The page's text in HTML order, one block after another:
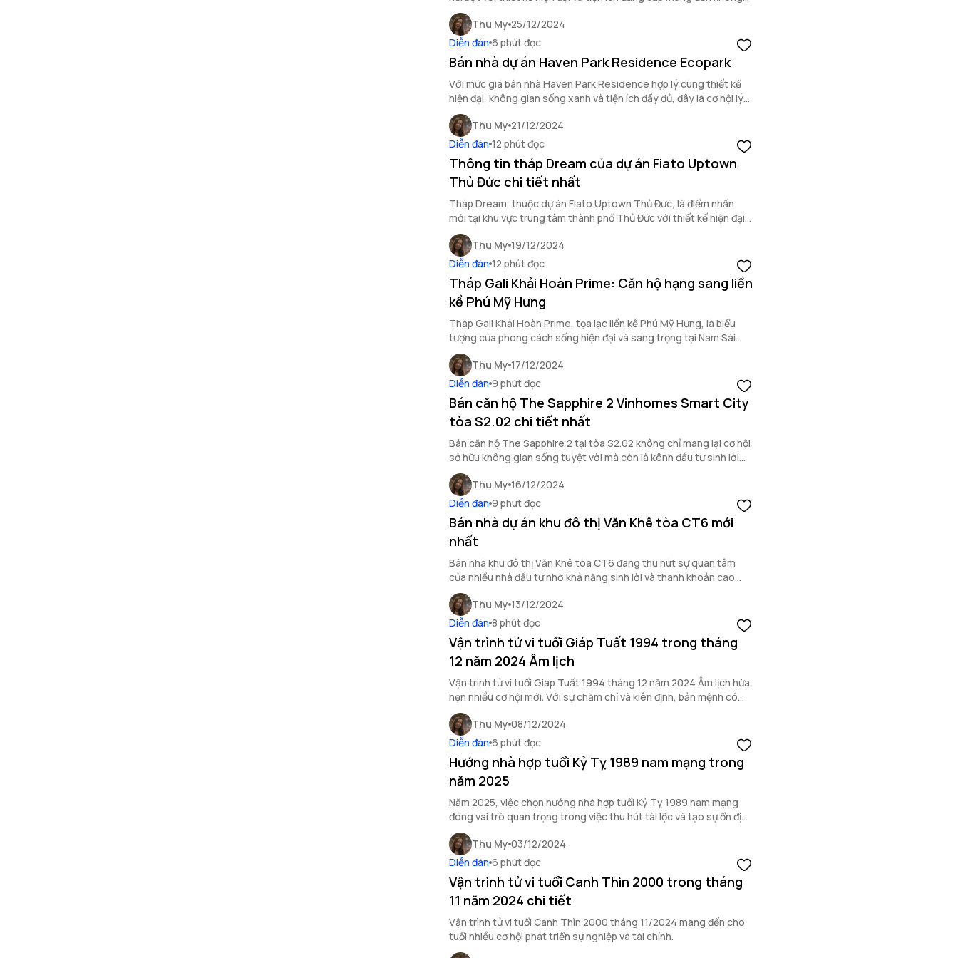
gian sống lý tưởng.
Thu My 25/12/2024
Diễn đàn 6 phút đọc
Bán nhà dự án Haven Park Residence Ecopark
Với mức giá bán nhà Haven Park Residence hợp lý cùng thiết kế
hiện đại, không gian sống xanh và tiện ích đầy đủ, đây là cơ hội lý
tưởng cho các nhà đầu tư.
Thu My 21/12/2024
Diễn đàn 12 phút đọc
Thông tin tháp Dream của dự án Fiato Uptown
Thủ Đức chi tiết nhất
Tháp Dream, thuộc dự án Fiato Uptown Thủ Đức, là điểm nhấn
mới tại khu vực trung tâm thành phố Thủ Đức với thiết kế hiện đại,
tiện ích đẳng cấp và vị trí chiến lược.
Thu My 19/12/2024
Diễn đàn 12 phút đọc
Tháp Gali Khải Hoàn Prime: Căn hộ hạng sang liền
kề Phú Mỹ Hưng
Tháp Gali Khải Hoàn Prime, tọa lạc liền kề Phú Mỹ Hưng, là biểu
tượng của phong cách sống hiện đại và sang trọng tại Nam Sài
Gòn.
Thu My 17/12/2024
Diễn đàn 9 phút đọc
Bán căn hộ The Sapphire 2 Vinhomes Smart City
tòa S2.02 chi tiết nhất
Bán căn hộ The Sapphire 2 tại tòa S2.02 không chỉ mang lại cơ hội
sở hữu không gian sống tuyệt vời mà còn là kênh đầu tư sinh lời
hấp dẫn, đồng thời là lựa chọn hoàn hảo cho cả người mua ở thực
cũng như nhà đầu tư.
Thu My 16/12/2024
Diễn đàn 9 phút đọc
Bán nhà dự án khu đô thị Văn Khê tòa CT6 mới
nhất
Bán nhà khu đô thị Văn Khê tòa CT6 đang thu hút sự quan tâm
của nhiều nhà đầu tư nhờ khả năng sinh lời và thanh khoản cao
trên thị trường bất động sản.
Thu My 13/12/2024
Diễn đàn 8 phút đọc
Vận trình tử vi tuổi Giáp Tuất 1994 trong tháng
12 năm 2024 Âm lịch
Vận trình tử vi tuổi Giáp Tuất 1994 tháng 12 năm 2024 Âm lịch hứa
hẹn nhiều cơ hội mới. Với sự chăm chỉ và kiên định, bản mệnh có
thể đón nhận những thay đổi tích cực trong cả công việc lẫn tình
duyên.Thu My 08/12/2024
Diễn đàn 6 phút đọc
Hướng nhà hợp tuổi Kỷ Tỵ 1989 nam mạng trong
năm 2025
Năm 2025, việc chọn hướng nhà hợp tuổi Kỷ Tỵ 1989 nam mạng
đóng vai trò quan trọng trong việc thu hút tài lộc và tạo sự ổn định
cho gia đình.
Thu My 03/12/2024
Diễn đàn 6 phút đọc
Vận trình tử vi tuổi Canh Thìn 2000 trong tháng
11 năm 2024 chi tiết
Vận trình tử vi tuổi Canh Thìn 2000 tháng 11/2024 mang đến cho
tuổi nhiều cơ hội phát triển sự nghiệp và tài chính.